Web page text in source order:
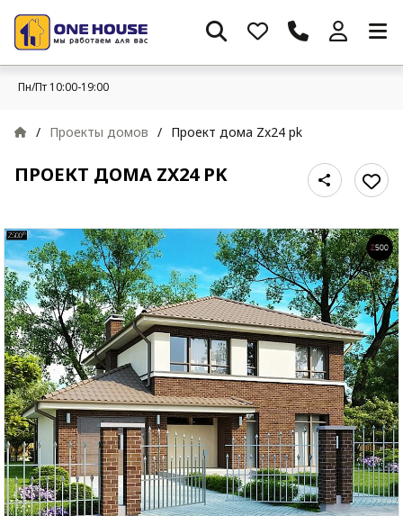
Пн/Пт 10:00-19:00
/ Проекты домов / Проект дома Zx24 pk
ПРОЕКТ ДОМА ZX24 PK